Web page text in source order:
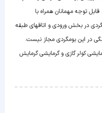
توجه مهمانان همراه با
در بخش ورودی و اتاقهای طبقه
در این بومگردی مجاز نیست.
کولر گازی و گرمایشی گرمایش